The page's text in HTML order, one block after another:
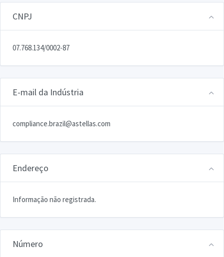
CNPJ
07.768.134/0002-87
E-mail da Indústria
compliance.brazil@astellas.com
Endereço
Informação não registrada.
Número